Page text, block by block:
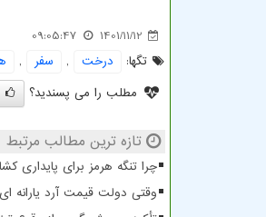
1401/11/12
09:05:47
تگها:
درخت , سفر ,
مطلب را می پسندید؟
تازه ترین مطالب مرتبط
چرا تنگه هرمز برای پایداری
وقتی دولت قیمت آرد یارانه